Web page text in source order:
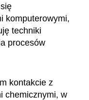
komputerowymi,
techniki
procesów
kontakcie z
chemicznymi, w